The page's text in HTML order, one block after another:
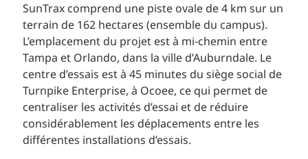
SunTrax comprend une piste ovale de 4 km sur un
terrain de 162 hectares (ensemble du campus).
L’emplacement du projet est à mi-chemin entre
Tampa et Orlando, dans la ville d’Auburndale. Le
centre d’essais est à 45 minutes du siège social de
Turnpike Enterprise, à Ocoee, ce qui permet de
centraliser les activités d’essai et de réduire
considérablement les déplacements entre les
différentes installations d’essais.